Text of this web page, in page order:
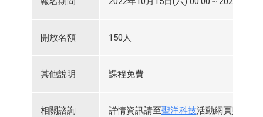
開放名額 150人
其他說明 課程免費
相關諮詢 詳情資訊請至聖洋科技活動網頁與查看